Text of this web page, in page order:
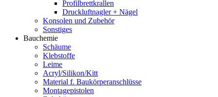
Profilbrettkrallen
Druckluftnagler + Nägel
Konsolen und Zubehör
Sonstiges
Bauchemie
Schäume
Klebstoffe
Leime
Acryl/Silikon/Kitt
Material f. Baukörperanschlüsse
Montagepistolen